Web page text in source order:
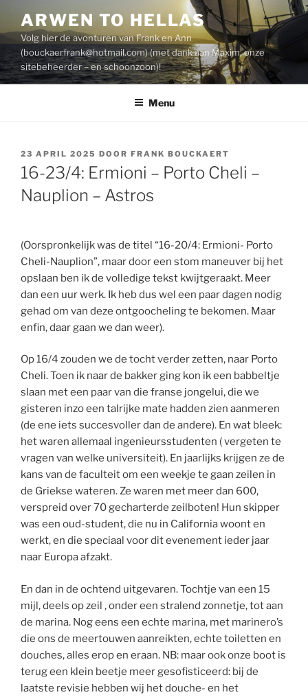
inhoud
ARWEN TO HELLAS
Volg hier de avonturen van Frank en Ann
(bouckaerfrank@hotmail.com) (met dank aan Maxim, onze
sitebeheerder – en schoonzoon)!
Menu
GEPLAATST
OP
23 APRIL 2025 DOOR FRANK BOUCKAERT
16-23/4: Ermioni – Porto Cheli –
Nauplion – Astros
(Oorspronkelijk was de titel “16-20/4: Ermioni- Porto
Cheli-Nauplion”, maar door een stom maneuver bij het
opslaan ben ik de volledige tekst kwijtgeraakt. Meer
dan een uur werk. Ik heb dus wel een paar dagen nodig
gehad om van deze ontgoocheling te bekomen. Maar
enfin, daar gaan we dan weer).
Op 16/4 zouden we de tocht verder zetten, naar Porto
Cheli. Toen ik naar de bakker ging kon ik een babbeltje
slaan met een paar van die franse jongelui, die we
gisteren inzo een talrijke mate hadden zien aanmeren
(de ene iets succesvoller dan de andere). En wat bleek:
het waren allemaal ingenieursstudenten ( vergeten te
vragen van welke universiteit). En jaarlijks krijgen ze de
kans van de faculteit om een weekje te gaan zeilen in
de Griekse wateren. Ze waren met meer dan 600,
verspreid over 70 gecharterde zeilboten! Hun skipper
was een oud-student, die nu in California woont en
werkt, en die speciaal voor dit evenement ieder jaar
naar Europa afzakt.
En dan in de ochtend uitgevaren. Tochtje van een 15
mijl, deels op zeil , onder een stralend zonnetje, tot aan
de marina. Nog eens een echte marina, met marinero’s
die ons de meertouwen aanreikten, echte toiletten en
douches, alles erop en eraan. NB: maar ook onze boot is
terug een klein beetje meer gesofisticeerd: bij de
laatste revisie hebben wij het douche- en het